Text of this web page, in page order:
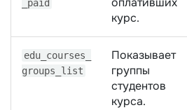
_paid
курс.
edu_courses_
groups_list
Показывает
группы
студентов
курса.